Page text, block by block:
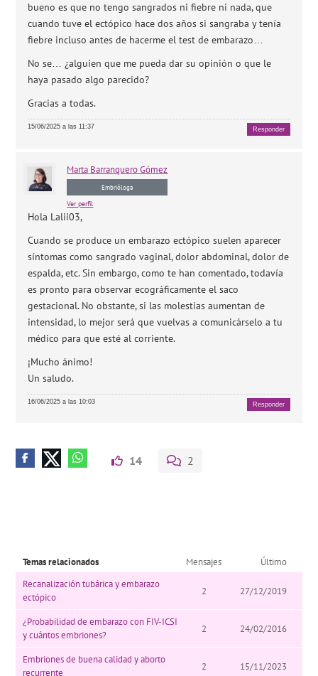
bueno es que no tengo sangrados ni fiebre ni nada, que
cuando tuve el ectópico hace dos años si sangraba y tenía
fiebre incluso antes de hacerme el test de embarazo…
No se… ¿alguien que me pueda dar su opinión o que le
haya pasado algo parecido?
Gracias a todas.
15/06/2025 a las 11:37 Responder
Marta Barranquero Gómez
Embrióloga
Ver perfil
Hola Lalii03,
Cuando se produce un embarazo ectópico suelen aparecer
síntomas como sangrado vaginal, dolor abdominal, dolor de
espalda, etc. Sin embargo, como te han comentado, todavía
es pronto para observar ecográficamente el saco
gestacional. No obstante, si las molestias aumentan de
intensidad, lo mejor será que vuelvas a comunicárselo a tu
médico para que esté al corriente.
¡Mucho ánimo!
Un saludo.
16/06/2025 a las 10:03 Responder
14 2
Temas relacionados Mensajes
Último
Recanalización tubárica y embarazo
ectópico
2 27/12/2019
¿Probabilidad de embarazo con FIV-ICSI
y cuántos embriones?
2 24/02/2016
Embriones de buena calidad y aborto
recurrente
2 15/11/2023